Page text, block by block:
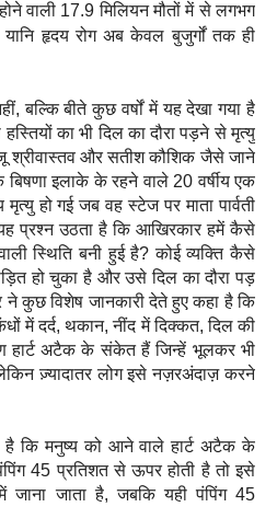
वाली 17.9 मिलियन मौतों में से लगभग
यानि हृदय रोग अब केवल बुजुर्गों तक ही
बल्कि बीते कुछ वर्षों में यह देखा गया है
का भी दिल का दौरा पड़ने से मृत्यु
श्रीवास्तव और सतीश कौशिक जैसे जाने
बिषणा इलाके के रहने वाले 20 वर्षीय एक
हो गई जब वह स्टेज पर माता पार्वती
प्रश्न उठता है कि आखिरकार हमें कैसे
स्थिति बनी हुई है? कोई व्यक्ति कैसे
हो चुका है और उसे दिल का दौरा पड़
कुछ विशेष जानकारी देते हुए कहा है कि
में दर्द, थकान, नींद में दिक्कत, दिल की
हार्ट अटैक के संकेत हैं जिन्हें भूलकर भी
ज़्यादातर लोग इसे नज़रअंदाज़ करने
है कि मनुष्य को आने वाले हार्ट अटैक के
45 प्रतिशत से ऊपर होती है तो इसे
जाता है, जबकि यही पंपिंग 45